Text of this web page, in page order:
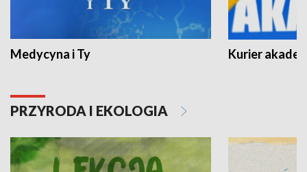
Medycyna i Ty Kurier
PRZYRODA I EKOLOGIA